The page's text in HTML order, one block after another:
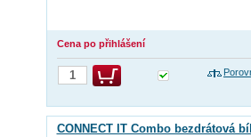
Cena po přihlášení
CONNECT IT Combo bezdrátová